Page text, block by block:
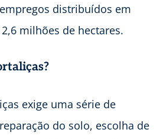
distribuídos em
milhões de hectares.
exige uma série de
do solo, escolha de